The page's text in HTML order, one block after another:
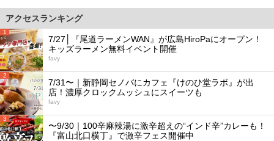
アクセスランキング
1
7/27│『尾道ラーメンWAN』が広島HiroPaにオープン！
キッズラーメン無料イベント開催
favy
2
7/31〜｜新静岡セノバにカフェ『けのひ堂ラボ』が出
店！濃厚クロックムッシュにスイーツも
favy
3
〜9/30｜100辛麻辣湯に激辛超えの“インド辛”カレーも！
『富山北口横丁』で激辛フェス開催中